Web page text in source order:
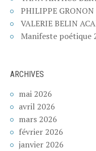
PHILIPPE
VALERIE BELIN
Manifeste poétique
ARCHIVES
mai 2026
avril 2026
mars 2026
février 2026
janvier 2026